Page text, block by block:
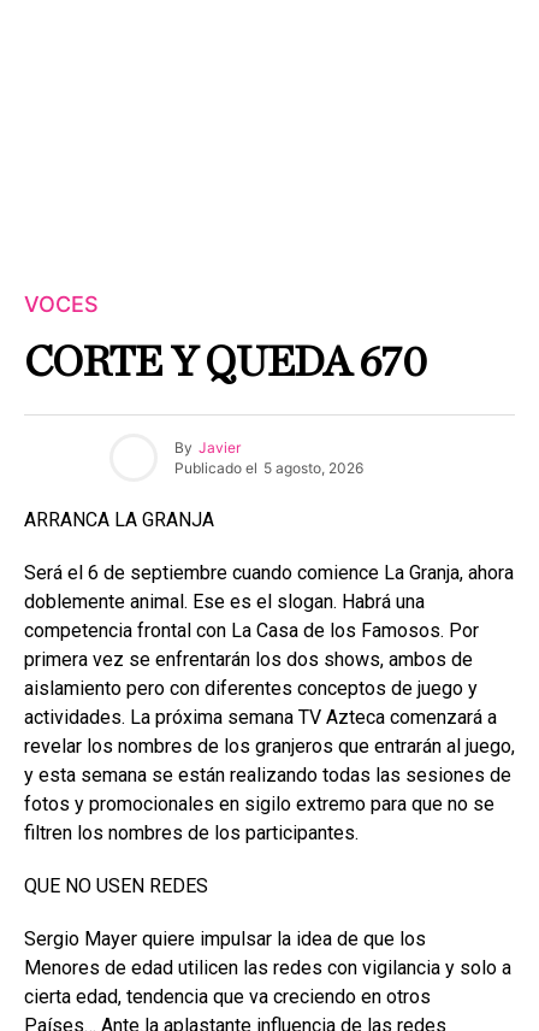
VOCES
CORTE Y QUEDA 670
By Javier
Publicado el 5 agosto, 2026
ARRANCA LA GRANJA
Será el 6 de septiembre cuando comience La Granja, ahora
doblemente animal. Ese es el slogan. Habrá una
competencia frontal con La Casa de los Famosos. Por
primera vez se enfrentarán los dos shows, ambos de
aislamiento pero con diferentes conceptos de juego y
actividades. La próxima semana TV Azteca comenzará a
revelar los nombres de los granjeros que entrarán al juego,
y esta semana se están realizando todas las sesiones de
fotos y promocionales en sigilo extremo para que no se
filtren los nombres de los participantes.
QUE NO USEN REDES
Sergio Mayer quiere impulsar la idea de que los
Menores de edad utilicen las redes con vigilancia y solo a
cierta edad, tendencia que va creciendo en otros
Países… Ante la aplastante influencia de las redes